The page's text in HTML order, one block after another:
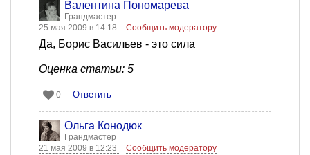
Валентина Пономарева
Грандмастер
25 мая 2009 в 14:18
Сообщить модератору
Да, Борис Васильев - это сила
Оценка статьи: 5
0 Ответить
Ольга Конодюк
Грандмастер
21 мая 2009 в 12:23
Сообщить модератору